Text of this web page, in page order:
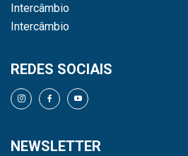
Intercâmbio
Intercâmbio
REDES SOCIAIS
NEWSLETTER